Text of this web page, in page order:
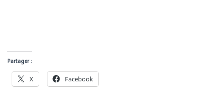
Partager :
X Facebook